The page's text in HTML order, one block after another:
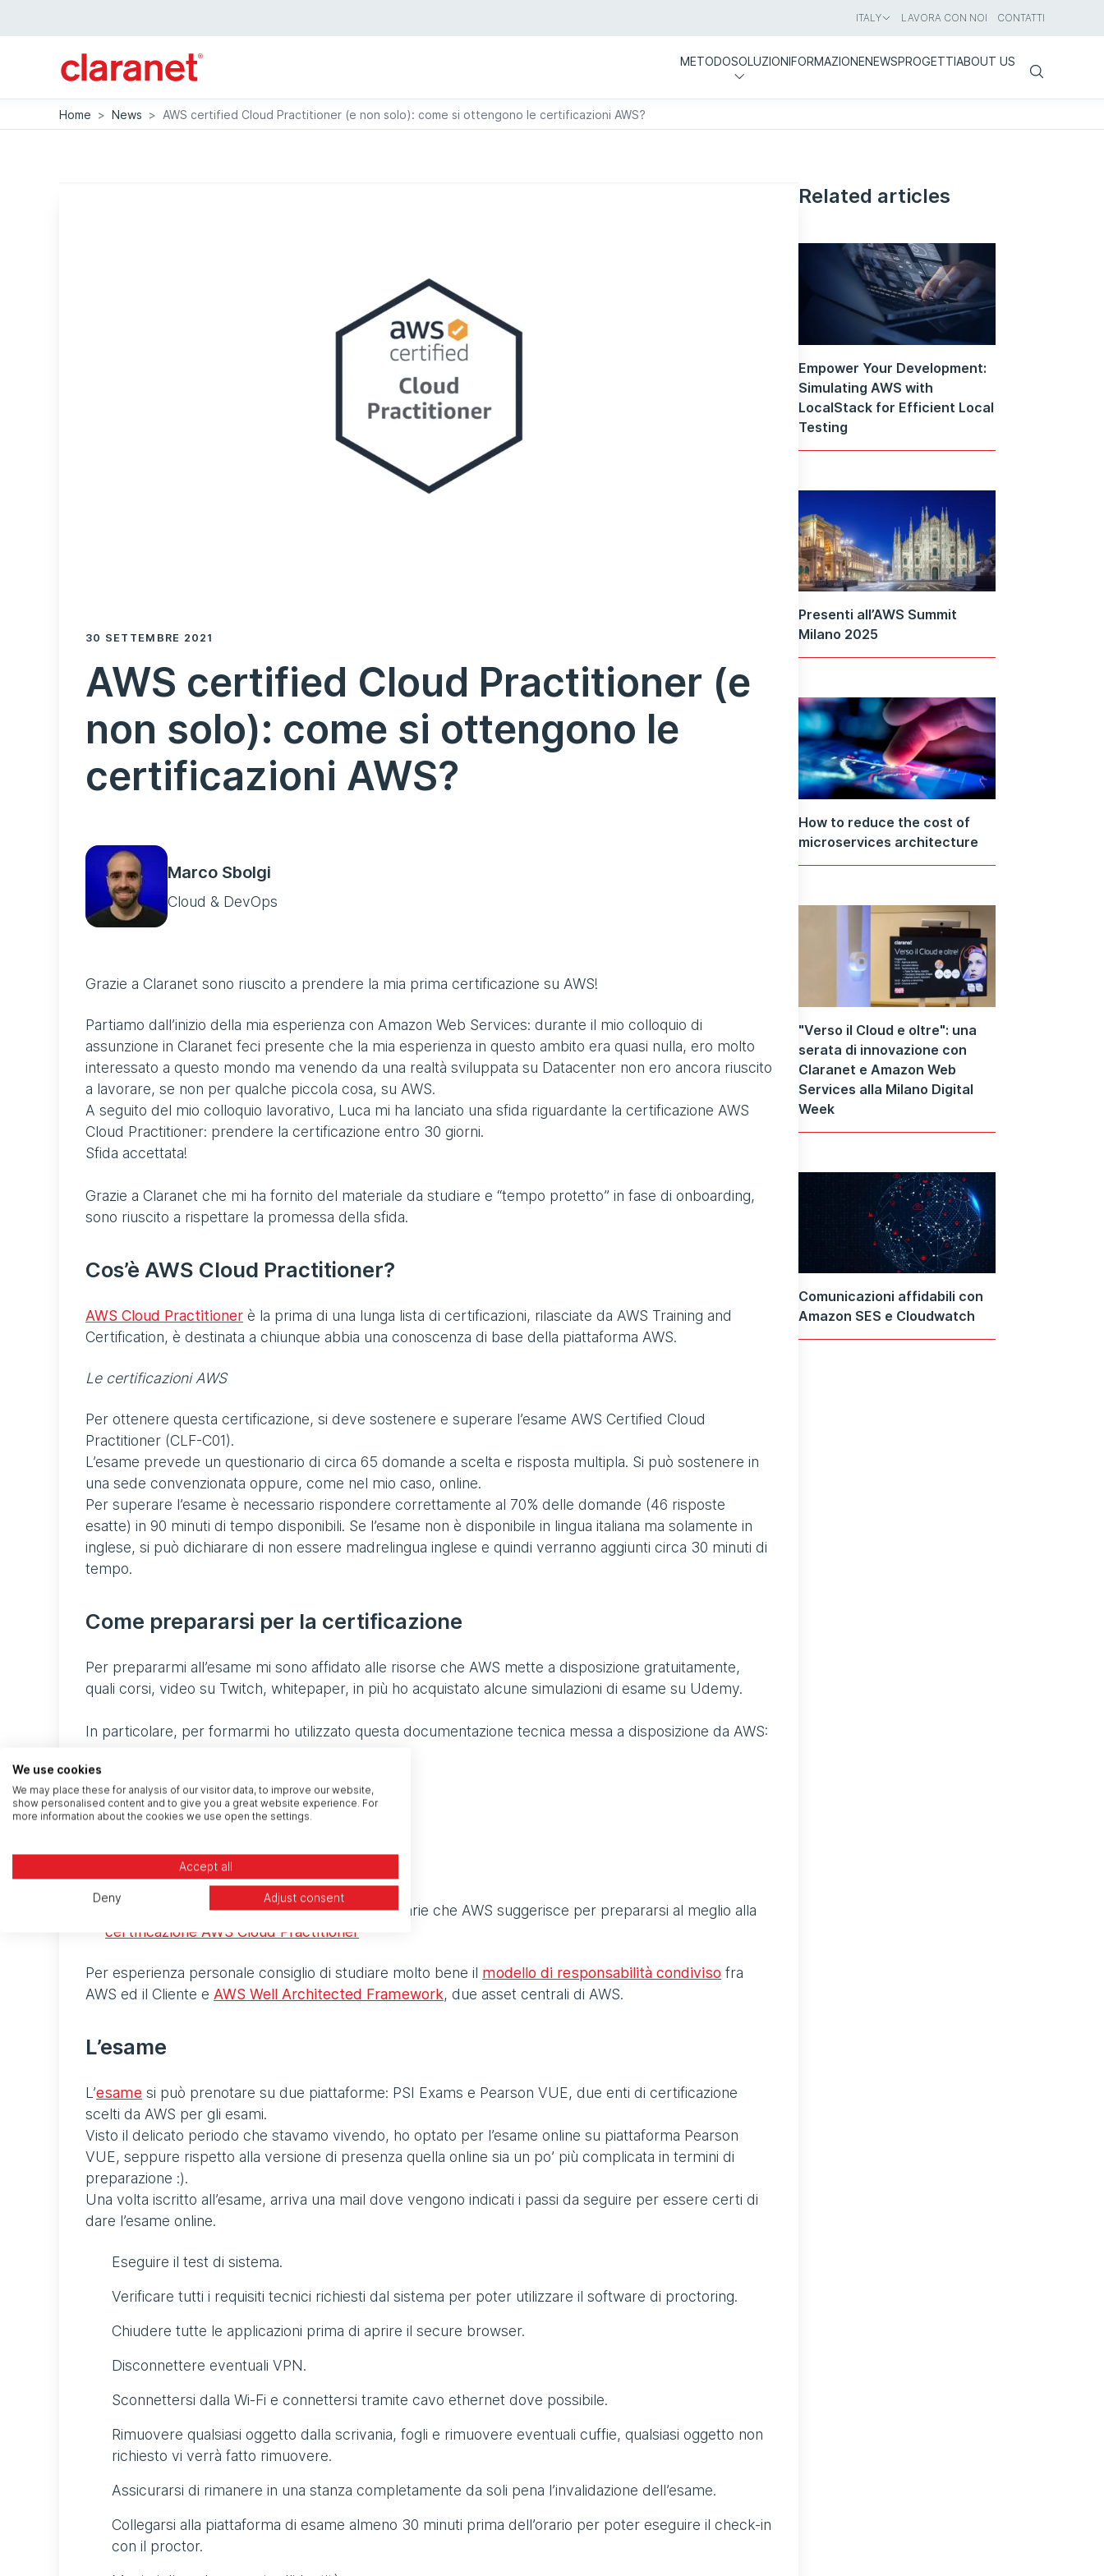
ITALY LAVORA CON NOI CONTATTI
METODOSOLUZIONIFORMAZIONENEWSPROGETTIABOUT US
Search
Home > News > AWS certified Cloud Practitioner (e non solo): come si ottengono le certificazioni AWS?
30 SETTEMBRE 2021
AWS certified Cloud Practitioner (e
non solo): come si ottengono le
certificazioni AWS?
Marco Sbolgi
Cloud & DevOps
Grazie a Claranet sono riuscito a prendere la mia prima certificazione su AWS!
Partiamo dall’inizio della mia esperienza con Amazon Web Services: durante il mio colloquio di
assunzione in Claranet feci presente che la mia esperienza in questo ambito era quasi nulla, ero molto
interessato a questo mondo ma venendo da una realtà sviluppata su Datacenter non ero ancora riuscito
a lavorare, se non per qualche piccola cosa, su AWS.
A seguito del mio colloquio lavorativo, Luca mi ha lanciato una sfida riguardante la certificazione AWS
Cloud Practitioner: prendere la certificazione entro 30 giorni.
Sfida accettata!
Grazie a Claranet che mi ha fornito del materiale da studiare e “tempo protetto” in fase di onboarding,
sono riuscito a rispettare la promessa della sfida.
Cos’è AWS Cloud Practitioner?
AWS Cloud Practitioner è la prima di una lunga lista di certificazioni, rilasciate da AWS Training and
Certification, è destinata a chiunque abbia una conoscenza di base della piattaforma AWS.
Le certificazioni AWS
Per ottenere questa certificazione, si deve sostenere e superare l’esame AWS Certified Cloud
Practitioner (CLF-C01).
L’esame prevede un questionario di circa 65 domande a scelta e risposta multipla. Si può sostenere in
una sede convenzionata oppure, come nel mio caso, online.
Per superare l’esame è necessario rispondere correttamente al 70% delle domande (46 risposte
esatte) in 90 minuti di tempo disponibili. Se l’esame non è disponibile in lingua italiana ma solamente in
inglese, si può dichiarare di non essere madrelingua inglese e quindi verranno aggiunti circa 30 minuti di
tempo.
Come prepararsi per la certificazione
Per prepararmi all’esame mi sono affidato alle risorse che AWS mette a disposizione gratuitamente,
quali corsi, video su Twitch, whitepaper, in più ho acquistato alcune simulazioni di esame su Udemy.
In particolare, per formarmi ho utilizzato questa documentazione tecnica messa a disposizione da AWS:
Come funzionano i prezzi AWS
Altriwhite paper
e soprattutto tutte quelle informazioni necessarie che AWS suggerisce per prepararsi al meglio alla
certificazione AWS Cloud Practitioner
Per esperienza personale consiglio di studiare molto bene il modello di responsabilità condiviso fra
AWS ed il Cliente e AWS Well Architected Framework, due asset centrali di AWS.
L’esame
L’esame si può prenotare su due piattaforme: PSI Exams e Pearson VUE, due enti di certificazione
scelti da AWS per gli esami.
Visto il delicato periodo che stavamo vivendo, ho optato per l’esame online su piattaforma Pearson
VUE, seppure rispetto alla versione di presenza quella online sia un po’ più complicata in termini di
preparazione :).
Una volta iscritto all’esame, arriva una mail dove vengono indicati i passi da seguire per essere certi di
dare l’esame online.
Eseguire il test di sistema.
Verificare tutti i requisiti tecnici richiesti dal sistema per poter utilizzare il software di proctoring.
Chiudere tutte le applicazioni prima di aprire il secure browser.
Disconnettere eventuali VPN.
Sconnettersi dalla Wi-Fi e connettersi tramite cavo ethernet dove possibile.
Rimuovere qualsiasi oggetto dalla scrivania, fogli e rimuovere eventuali cuffie, qualsiasi oggetto non
richiesto vi verrà fatto rimuovere.
Assicurarsi di rimanere in una stanza completamente da soli pena l’invalidazione dell’esame.
Collegarsi alla piattaforma di esame almeno 30 minuti prima dell’orario per poter eseguire il check-in
con il proctor.
Related articles
Empower Your Development:
Simulating AWS with
LocalStack for Efficient Local
Testing
Presenti all’AWS Summit
Milano 2025
How to reduce the cost of
microservices architecture
"Verso il Cloud e oltre": una
serata di innovazione con
Claranet e Amazon Web
Services alla Milano Digital
Week
Comunicazioni affidabili con
Amazon SES e Cloudwatch
We use cookies
We may place these for analysis of our visitor data, to improve our website,
show personalised content and to give you a great website experience. For
more information about the cookies we use open the settings.
Accept all
Deny Adjust consent